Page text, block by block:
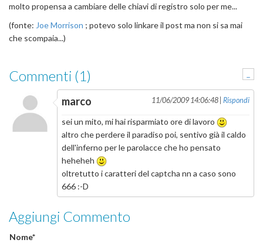
molto propensa a cambiare delle chiavi di registro solo per me...
(fonte: Joe Morrison ; potevo solo linkare il post ma non si sa mai
che scompaia...)
Commenti (1) -
marco 11/06/2009 14:06:48 | Rispondi
sei un mito, mi hai risparmiato ore di lavoro
altro che perdere il paradiso poi, sentivo già il caldo
dell'inferno per le parolacce che ho pensato
heheheh
oltretutto i caratteri del captcha nn a caso sono
666 :-D
Aggiungi Commento
Nome*